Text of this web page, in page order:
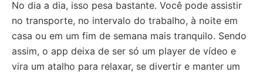
No dia a dia, isso pesa bastante. Você pode assistir
no transporte, no intervalo do trabalho, à noite em
casa ou em um fim de semana mais tranquilo. Sendo
assim, o app deixa de ser só um player de vídeo e
vira um atalho para relaxar, se divertir e manter um